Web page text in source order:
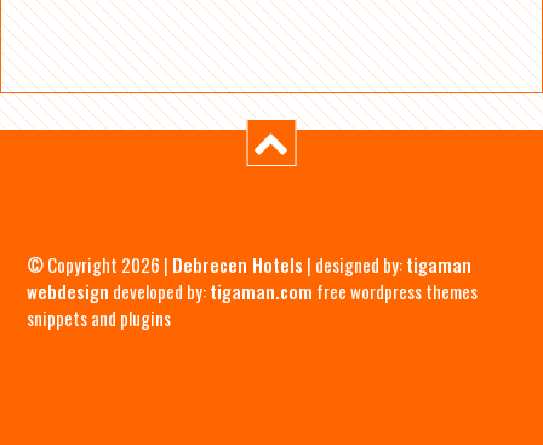
© Copyright 2026 | Debrecen Hotels | designed by:tigaman
webdesign developed by:tigaman.com free wordpress themes
snippets and plugins